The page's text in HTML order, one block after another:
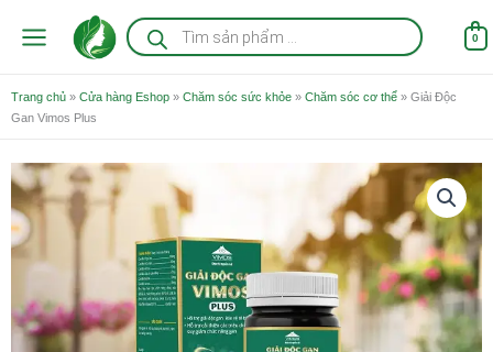
Tìm
kiếm
sản
0
Trang chủ » Cửa hàng Eshop » Chăm sóc sức khỏe » Chăm sóc cơ thể » Giải Độc
Gan Vimos Plus